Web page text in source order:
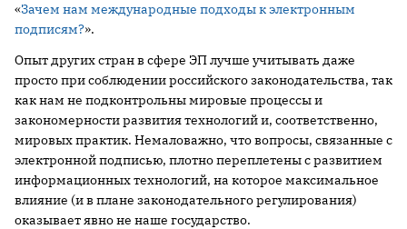
«Зачем нам международные подходы к электронным
подписям?».
Опыт других стран в сфере ЭП лучше учитывать даже
просто при соблюдении российского законодательства, так
как нам не подконтрольны мировые процессы и
закономерности развития технологий и, соответственно,
мировых практик. Немаловажно, что вопросы, связанные с
электронной подписью, плотно переплетены с развитием
информационных технологий, на которое максимальное
влияние (и в плане законодательного регулирования)
оказывает явно не наше государство.